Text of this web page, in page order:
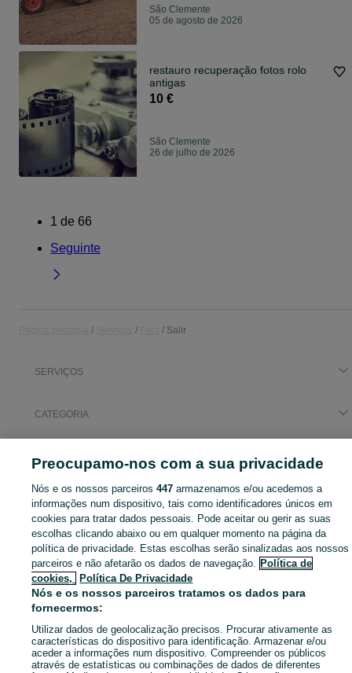
São Clemente
05 de agosto de 2026
restauro recuperação fotos rolo
antigas
10 €
São Clemente
26 de julho de 2026
1 de 66
Seguinte
Salir
SERVIÇOS
CATEGORIA
Mapa do site
Mapa das freguesias
Mapa de mini-sites
Pesquisas populares
Preocupamo-nos com a sua privacidade
Nós e os nossos parceiros447 armazenamos e/ou acedemos a
informações num dispositivo, tais como identificadores únicos em
cookies para tratar dados pessoais. Pode aceitar ou gerir as suas
escolhas clicando abaixo ou em qualquer momento na página da
política de privacidade. Estas escolhas serão sinalizadas aos nossos
parceiros e não afetarão os dados de navegação. Política de
cookies,
Política De Privacidade
Nós e os nossos parceiros tratamos os dados para
fornecermos:
Utilizar dados de geolocalização precisos. Procurar ativamente as
características do dispositivo para identificação. Armazenar e/ou
aceder a informações num dispositivo. Compreender os públicos
através de estatísticas ou combinações de dados de diferentes